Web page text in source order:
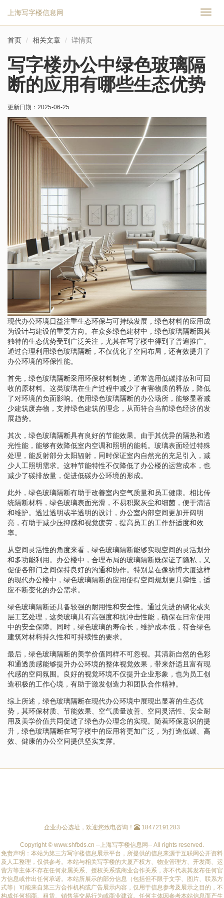
切
上海写字楼信息网
首页 相关文章 详情页
写字楼办公中绿色玻璃隔
断的应用有哪些生态优势
更新日期： 2025-06-25
现代办公环境日益注重生态环保与可持续发展，绿色材料的应用成
为设计与建设的重要方向。在众多绿色建材中，绿色玻璃隔断因其
独特的生态优势受到广泛关注，尤其在写字楼中得到了普遍推广。
通过合理利用绿色玻璃隔断，不仅优化了空间布局，还有效提升了
办公环境的环保性能。
首先，绿色玻璃隔断采用环保材料制造，通常选用低碳排放和可回
收的原材料。这类玻璃在生产过程中减少了有害物质的释放，降低
了对环境的负面影响。使用绿色玻璃隔断的办公场所，能够显著减
少建筑废弃物，支持绿色建筑的理念，从而符合当前绿色经济的发
展趋势。
其次，绿色玻璃隔断具有良好的节能效果。由于其优异的隔热和透
光性能，能够有效降低室内空调和照明的能耗。玻璃表面经过特殊
处理，能反射部分太阳辐射，同时保证室内自然光的充足引入，减
少人工照明需求。这种节能特性不仅降低了办公楼的运营成本，也
减少了碳排放量，促进低碳办公环境的形成。
此外，绿色玻璃隔断有助于改善室内空气质量和员工健康。相比传
统隔断材料，绿色玻璃表面光滑，不易积聚灰尘和细菌，便于清洁
和维护。透过透明或半透明的设计，办公室内部空间更加开阔明
亮，有助于减少压抑感和视觉疲劳，提高员工的工作舒适度和效
率。
从空间灵活性的角度来看，绿色玻璃隔断能够实现空间的灵活划分
和多功能利用。办公楼中，合理布局的玻璃隔断既保证了隐私，又
促使各部门之间保持良好的沟通和协作。特别是在像纺博大厦这样
的现代办公楼中，绿色玻璃隔断的应用使得空间规划更具弹性，适
应不断变化的办公需求。
绿色玻璃隔断还具备较强的耐用性和安全性。通过先进的钢化或夹
层工艺处理，这类玻璃具有高强度和抗冲击性能，确保在日常使用
中的安全保障。同时，绿色玻璃的寿命长，维护成本低，符合绿色
建筑对材料持久性和可持续性的要求。
最后，绿色玻璃隔断的美学价值同样不可忽视。其清新自然的色彩
和通透质感能够提升办公环境的整体视觉效果，带来舒适且富有现
代感的空间氛围。良好的视觉环境不仅提升企业形象，也为员工创
造积极的工作心境，有助于激发创造力和团队合作精神。
综上所述，绿色玻璃隔断在现代办公环境中展现出显著的生态优
势，其环保材质、节能效果、空气质量改善、空间灵活性、安全耐
用及美学价值共同促进了绿色办公理念的实现。随着环保意识的提
升，绿色玻璃隔断在写字楼中的应用将更加广泛，为打造低碳、高
效、健康的办公空间提供坚实支撑。
企业办公选址，欢迎您致电咨询！ 18472191283
Copyright © www.shfbds.cn --上海写字楼信息网-- All rights reserved.
免责声明：本站为第三方写字楼信息展示平台，所提供的信息来源于互联网公开资料
及人工整理，仅供参考。本站与相关写字楼的大厦产权方、物业管理方、开发商、运
营方等主体不存在任何隶属关系、授权关系或商业合作关系，亦不代表其发布任何官
方信息或作出任何承诺。本站所展示的部分信息（包括但不限于文字、图片、联系方
式等）可能来自第三方合作机构或广告展示内容，仅用于信息参考及展示之目的，不
构成任何招商、租赁、销售等交易行为或商业建议。任何主体因参考本站信息而产生